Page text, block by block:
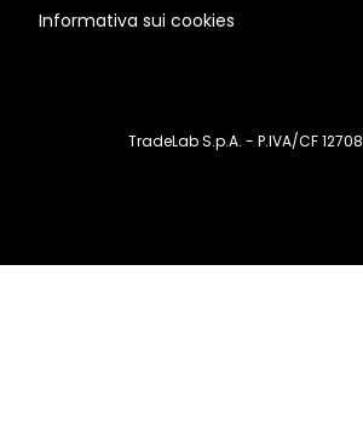
Informativa sui cookies
TradeLab S.p.A. - P.IVA/CF